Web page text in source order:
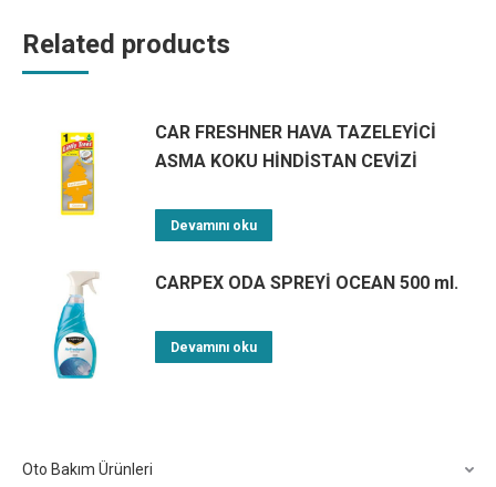
Related products
CAR FRESHNER HAVA TAZELEYİCİ
ASMA KOKU HİNDİSTAN CEVİZİ
Devamını oku
CARPEX ODA SPREYİ OCEAN 500 ml.
Devamını oku
Oto Bakım Ürünleri